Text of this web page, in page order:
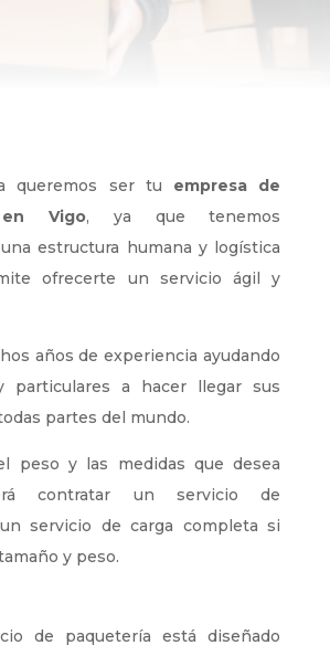
queremos ser tu empresa de
en Vigo, ya que tenemos
estructura humana y logística
ofrecerte un servicio ágil y
años de experiencia ayudando
particulares a hacer llegar sus
partes del mundo.
peso y las medidas que desea
contratar un servicio de
servicio de carga completa si
y peso.
de paquetería está diseñado